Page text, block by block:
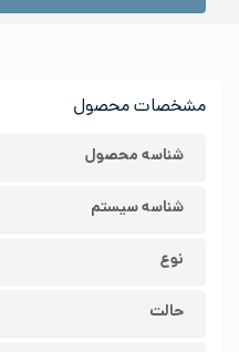
مشخصات محصول
شناسه محصول
شناسه سیستم
نوع
حالت